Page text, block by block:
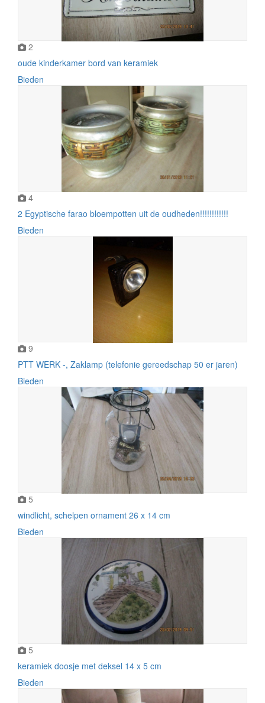
2
oude kinderkamer bord van keramiek
Bieden
4
2 Egyptische farao bloempotten uit de oudheden!!!!!!!!!!!!
Bieden
9
PTT WERK -, Zaklamp (telefonie gereedschap 50 er jaren)
Bieden
5
windlicht, schelpen ornament 26 x 14 cm
Bieden
5
keramiek doosje met deksel 14 x 5 cm
Bieden